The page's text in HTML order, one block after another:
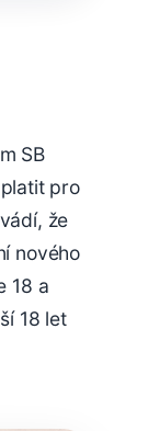
SB
pro
že
nového
18 a
18 let